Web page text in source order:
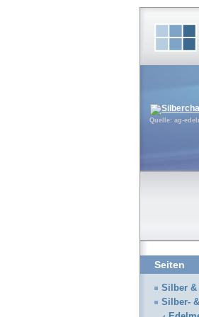
Quelle: ag-
Seiten
Silber &
Silber-